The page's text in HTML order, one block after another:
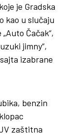
je Gradska
kao u slučaju
Čačak“,
jimny”,
izabrane
benzin
zaštitna